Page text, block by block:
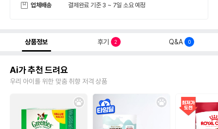
업체배송 결제완료 기준 3 ~ 7일 소요 예정
상품정보 후기 2 Q&A 0
Ai가 추천 드려요
우리 아이를 위한 맞춤 취향 저격 상품